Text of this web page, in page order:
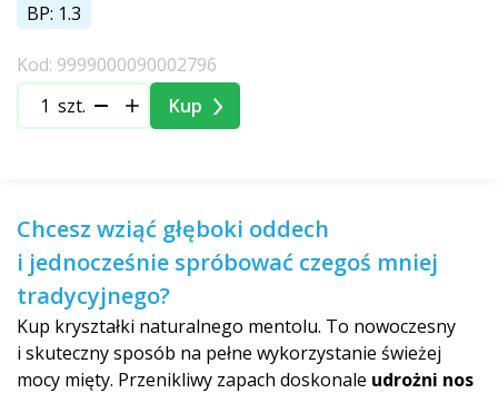
BP: 1.3
Kod: 9999000090002796
szt.
Kup
Chcesz wziąć głęboki oddech
i jednocześnie spróbować czegoś mniej
tradycyjnego?
Kup kryształki naturalnego mentolu. To nowoczesny
i skuteczny sposób na pełne wykorzystanie świeżej
mocy mięty. Przenikliwy zapach doskonale udrożni nos